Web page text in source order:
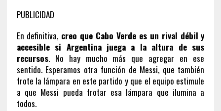
PUBLICIDAD
En definitiva, creo que Cabo Verde es un rival débil y
accesible si Argentina juega a la altura de sus
recursos. No hay mucho más que agregar en ese
sentido. Esperamos otra función de Messi, que también
frote la lámpara en este partido y que el equipo estimule
a que Messi pueda frotar esa lámpara que ilumina a
todos.